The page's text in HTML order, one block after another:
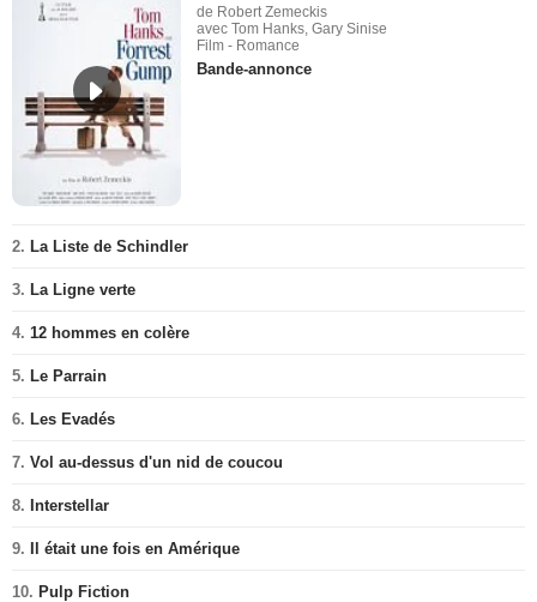
de Robert Zemeckis
avec Tom Hanks, Gary Sinise
Film - Romance
Bande-annonce
2. La Liste de Schindler
3. La Ligne verte
4. 12 hommes en colère
5. Le Parrain
6. Les Evadés
7. Vol au-dessus d'un nid de coucou
8. Interstellar
9. Il était une fois en Amérique
10. Pulp Fiction